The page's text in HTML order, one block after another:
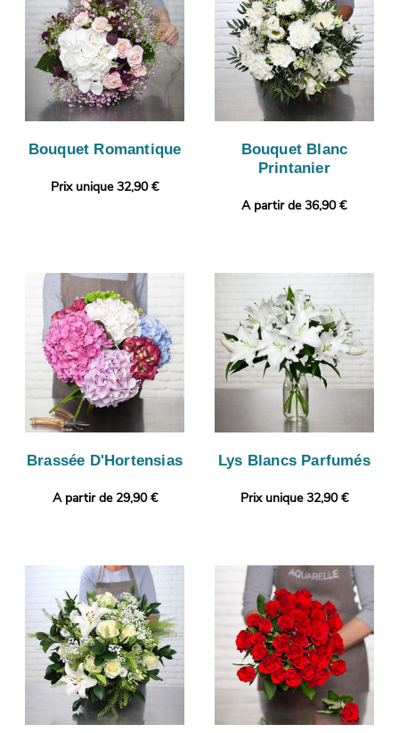
Bouquet Romantique
Prix unique 32,90 €
Bouquet Blanc
Printanier
A partir de 36,90 €
Brassée D'Hortensias
A partir de 29,90 €
Lys Blancs Parfumés
Prix unique 32,90 €